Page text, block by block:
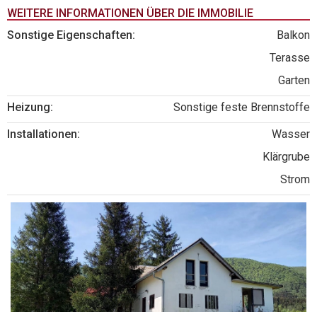
WEITERE INFORMATIONEN ÜBER DIE IMMOBILIE
Sonstige Eigenschaften:
Balkon
Terasse
Garten
Heizung:
Sonstige feste Brennstoffe
Installationen:
Wasser
Klärgrube
Strom